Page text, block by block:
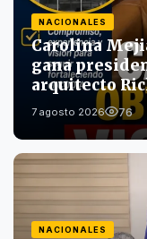
NACIONALES
Carolina
gana
arquitecto
7 agosto 2026 76
NACIONALES